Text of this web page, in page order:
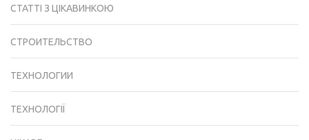
СТАТТІ З ЦІКАВИНКОЮ
СТРОИТЕЛЬСТВО
ТЕХНОЛОГИИ
ТЕХНОЛОГІЇ